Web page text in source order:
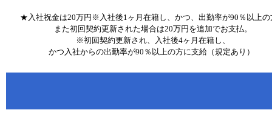
★入社祝金は20万円※入社後1ヶ月在籍し、かつ、出勤率が90％以上
また初回契約更新された場合は20万円を追加でお支払。
※初回契約更新され、入社後4ヶ月在籍し、
かつ入社からの出勤率が90％以上の方に支給（規定あり）